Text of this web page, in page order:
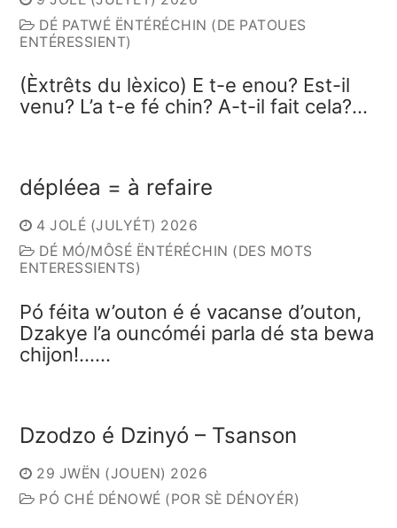
DÉ PATWÉ ËNTÉRÉCHIN (DE PATOUES
ENTÉRESSIENT)
(Èxtrêts du lèxico) E t-e enou? Est-il
venu? L’a t-e fé chin? A-t-il fait cela?…
dépléea = à refaire
4 JOLÉ (JULYÉT) 2026
DÉ MÓ/MÔSÉ ËNTÉRÉCHIN (DES MOTS
ENTERESSIENTS)
Pó féita w’outon é é vacanse d’outon,
Dzakye l’a ouncóméi parla dé sta bewa
chijon!……
Dzodzo é Dzinyó – Tsanson
29 JWËN (JOUEN) 2026
PÓ CHÉ DÉNOWÉ (POR SÈ DÉNOYÉR)